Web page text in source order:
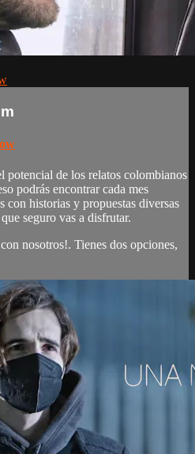
potencial de los relatos colombianos
podrás encontrar cada mes
con historias y propuestas diversas
seguro vas a disfrutar.
nosotros!. Tienes dos opciones,